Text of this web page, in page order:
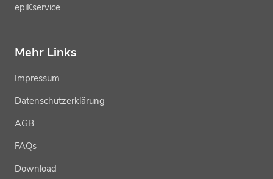
epiKservice
Mehr Links
Impressum
Datenschutzerklärung
AGB
FAQs
Download